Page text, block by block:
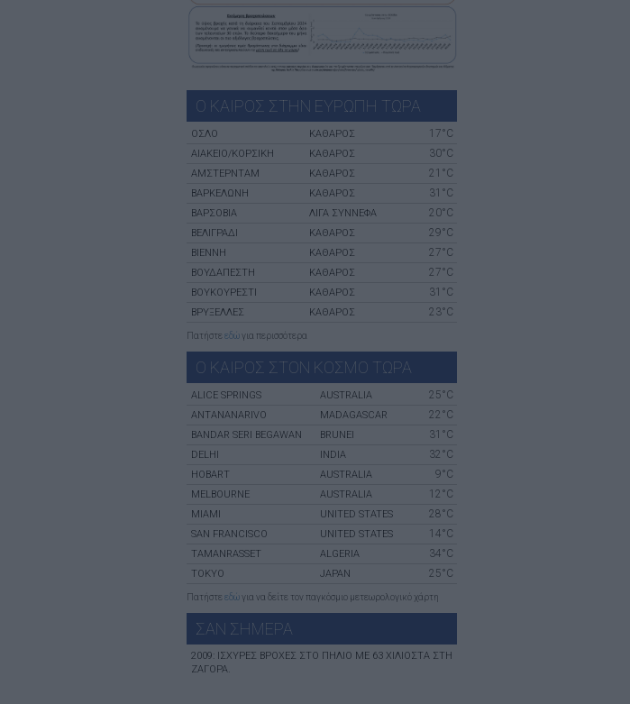
Ο ΚΑΙΡΟΣ ΣΤΗΝ ΕΥΡΩΠΗ ΤΩΡΑ
ΌΣΛΟ ΚΑΘΑΡΟΣ 17°C
ΑΙΆΚΕΙΟ/ΚΟΡΣΙΚΉ ΚΑΘΑΡΟΣ 30°C
ΑΜΣΤΕΡΝΤΑΜ ΚΑΘΑΡΟΣ 21°C
ΒΑΡΚΕΛΏΝΗ ΚΑΘΑΡΟΣ 31°C
ΒΑΡΣΟΒΊΑ ΛΙΓΑ ΣΥΝΝΕΦΑ 20°C
ΒΕΛΙΓΡΆΔΙ ΚΑΘΑΡΟΣ 29°C
ΒΙΈΝΝΗ ΚΑΘΑΡΟΣ 27°C
ΒΟΥΔΑΠΈΣΤΗ ΚΑΘΑΡΟΣ 27°C
ΒΟΥΚΟΥΡΈΣΤΙ ΚΑΘΑΡΟΣ 31°C
ΒΡΥΞΈΛΛΕΣ ΚΑΘΑΡΟΣ 23°C
Πατήστε εδώγια περισσότερα
Ο ΚΑΙΡΟΣ ΣΤΟΝ ΚΟΣΜΟ ΤΩΡΑ
ALICE SPRINGS AUSTRALIA 25°C
ANTANANARIVO MADAGASCAR 22°C
BANDAR SERI BEGAWAN BRUNEI 31°C
DELHI INDIA 32°C
HOBART AUSTRALIA 9°C
MELBOURNE AUSTRALIA 12°C
MIAMI UNITED STATES 28°C
SAN FRANCISCO UNITED STATES 14°C
TAMANRASSET ALGERIA 34°C
TOKYO JAPAN 25°C
Πατήστε εδώγια να δείτε τον παγκόσμιο μετεωρολογικό χάρτη
ΣΑΝ ΣHΜΕΡΑ
2009: ΙΣΧΥΡΈΣ ΒΡΟΧΈΣ ΣΤΟ ΠΉΛΙΟ ΜΕ 63 ΧΙΛΙΟΣΤΆ ΣΤΗ
ΖΑΓΟΡΆ.